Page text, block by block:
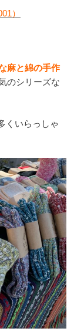
）
麻と綿の手作
のシリーズな
くいらっしゃ